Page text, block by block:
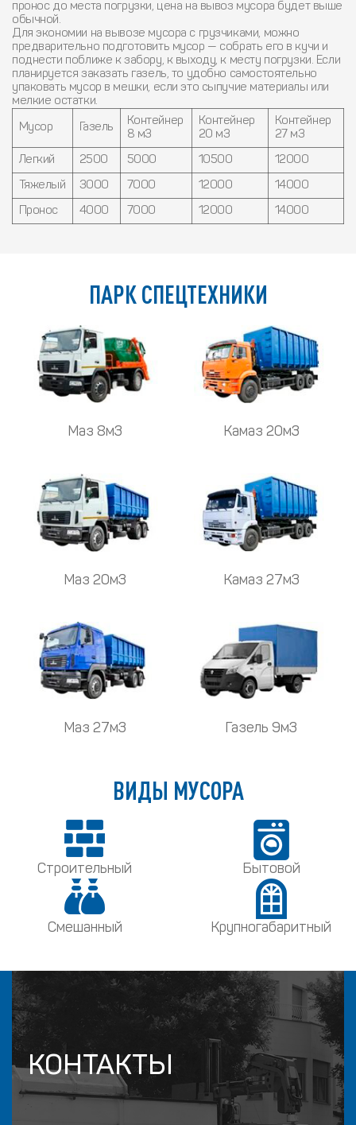
пронос до места погрузки, цена на вывоз мусора будет выше
обычной.
Для экономии на вывозе мусора с грузчиками, можно
предварительно подготовить мусор — собрать его в кучи и
поднести поближе к забору, к выходу, к месту погрузки. Если
планируется заказать газель, то удобно самостоятельно
упаковать мусор в мешки, если это сыпучие материалы или
мелкие остатки.
Мусор Газель
Контейнер
8 м3
Контейнер
20 м3
Контейнер
27 м3
Легкий 2500 5000 10500 12000
Тяжелый 3000 7000 12000 14000
Пронос 4000 7000 12000 14000
ПАРК СПЕЦТЕХНИКИ
Маз 8м3 Камаз 20м3
Маз 20м3 Камаз 27м3
Маз 27м3 Газель 9м3
ВИДЫ МУСОРА
Строительный Бытовой
Смешанный Крупногабаритный
КОНТАКТЫ